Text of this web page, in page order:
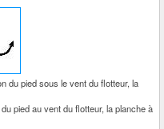
du pied sous le vent du flotteur, la
pied au vent du flotteur, la planche à